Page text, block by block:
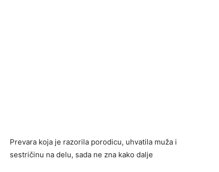
Prevara koja je razorila porodicu, uhvatila muža i
sestričinu na delu, sada ne zna kako dalje